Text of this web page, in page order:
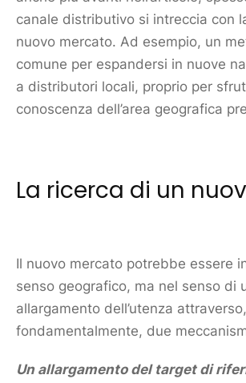
canale distributivo si intreccia con
nuovo mercato. Ad esempio, un
comune per espandersi in nuove
a distributori locali, proprio per
conoscenza dell’area geografica
La ricerca di un
Il nuovo mercato potrebbe essere
senso geografico, ma nel senso di
allargamento dell’utenza attraverso,
fondamentalmente, due
Un allargamento del target di